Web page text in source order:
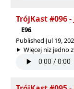
TrójKast #096
E96
Published Jul 19,
Więcej niż jedno